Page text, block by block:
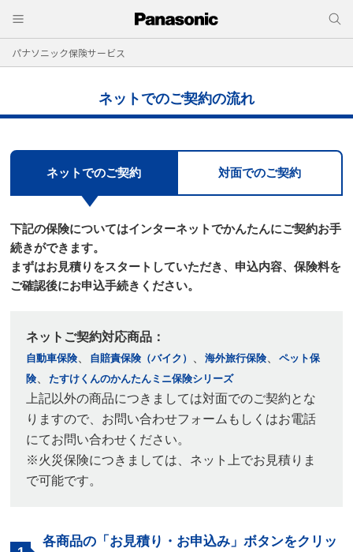
パナソニック保険サービス
ネットでのご契約の流れ
ネットでのご契約 対面でのご契約
下記の保険についてはインターネットでかんたんにご契約お手
続きができます。
まずはお⾒積りをスタートしていただき、申込内容、保険料を
ご確認後にお申込⼿続きください。
ネットご契約対応商品：
自動車保険 自賠責保険（バイク） 、海外旅行保険 、ペット保
険 、たすけくんのかんたんミニ保険シリーズ
上記以外の商品につきましては対面でのご契約とな
りますので、お問い合わせフォームもしくはお電話
にてお問い合わせください。
※火災保険につきましては、ネット上でお見積りま
で可能です。
各商品の「お見積り・お申込み」ボタンをクリッ